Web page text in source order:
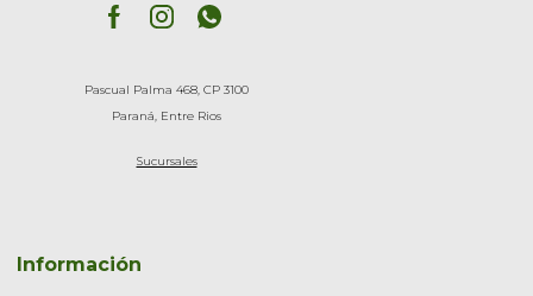
Pascual Palma 468, CP 3100
Paraná, Entre Rios
Sucursales
Información